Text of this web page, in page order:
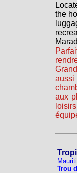
the
aussi
aux
Trou